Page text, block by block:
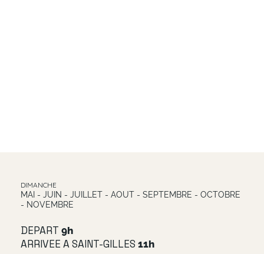
DEPART 9h
ARRIVEE A SAINT-GILLES 11h
DIMANCHE
MAI - JUIN - JUILLET - AOUT - SEPTEMBRE - OCTOBRE
- NOVEMBRE